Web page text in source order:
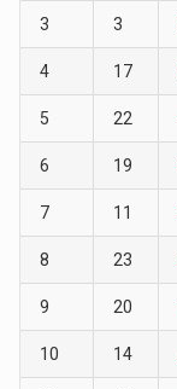
3 3
4 17
5 22
6 19
7 11
8 23
9 20
10 14